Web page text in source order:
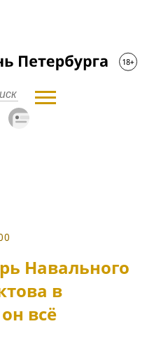
Навального
в
всё